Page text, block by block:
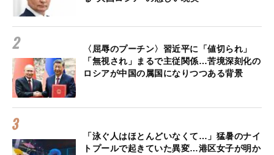
〈屈辱のプーチン〉習近平に「値切られ」
「無視され」まるで主従関係…苦境深刻化の
ロシアが中国の属国になりつつある背景
「泳ぐ人はほとんどいなくて…」猛暑のナイ
トプールで起きていた異変…港区女子が明か